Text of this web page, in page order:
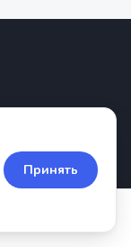
Принять